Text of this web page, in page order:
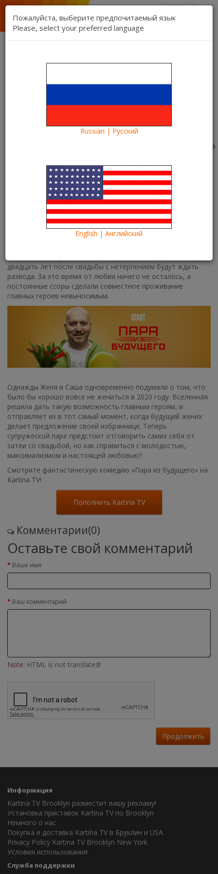
1 (888) 832 17 16
1 (888) 827 06 06
техническая поддержка
Связь Регистрация Вход
Kartina TV Brooklyn
Категории
Что посмотреть?
Фантастическая комедия
«Пара из будущего» на Kartina
TV START
Kartina TV Brooklyn
двадцать лет после свадьбы с нетерпением будут ждать
развода. За это время от любви ничего не осталось, а
постоянные ссоры сделали совместное проживание
главных героев невыносимым.
Однажды Женя и Саша одновременно подумали о том, что
было бы хорошо вовсе не жениться в 2020 году. Вселенная
решила дать такую возможность главным героям, и
отправляет их в тот самый момент, когда будущий жених
делает предложение своей избраннице. Теперь
супружеской паре предстоит отговорить самих себя от
затеи со свадьбой, но как справиться с молодостью,
максимализмом и настоящей любовью?
Смотрите фантастическую комедию «Пара из будущего» на
Kartina TV!
Пополнить Kartina TV
Комментарии(0)
Оставьте свой комментарий
Ваше имя
Ваш комментарий
Note: HTML is not translated!
Продолжить
Информация
Kartina TV Brooklyn разместит вашу рекламу!
Установка приставок Kartina TV по Brooklyn
Немного о нас
Покупка и доставка Kartina TV в Бруклин и USA
Privacy Policy Kartina TV Brooklyn New York
Условия использования
Служба поддержки
Пожалуйста, выберите предпочитаемый язык
Please, select your preferred language
Russian | Русский
English | Английский